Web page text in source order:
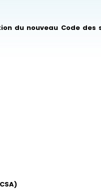
du nouveau Code des